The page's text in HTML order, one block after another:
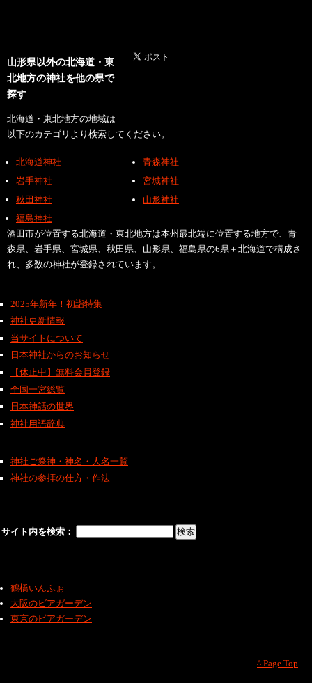
山形県以外の北海道・東
北地方の神社を他の県で
探す
北海道・東北地方の地域は
以下のカテゴリより検索してください。
北海道神社
青森神社
岩手神社
宮城神社
秋田神社
山形神社
福島神社
酒田市が位置する北海道・東北地方は本州最北端に位置する地方で、青
森県、岩手県、宮城県、秋田県、山形県、福島県の6県＋北海道で構成さ
れ、多数の神社が登録されています。
2025年新年！初詣特集
神社更新情報
当サイトについて
日本神社からのお知らせ
【休止中】無料会員登録
全国一宮総覧
日本神話の世界
神社用語辞典
神社ご祭神・神名・人名一覧
神社の参拝の仕方・作法
サイト内を検索：
鶴橋いんふぉ
大阪のビアガーデン
東京のビアガーデン
^ Page Top